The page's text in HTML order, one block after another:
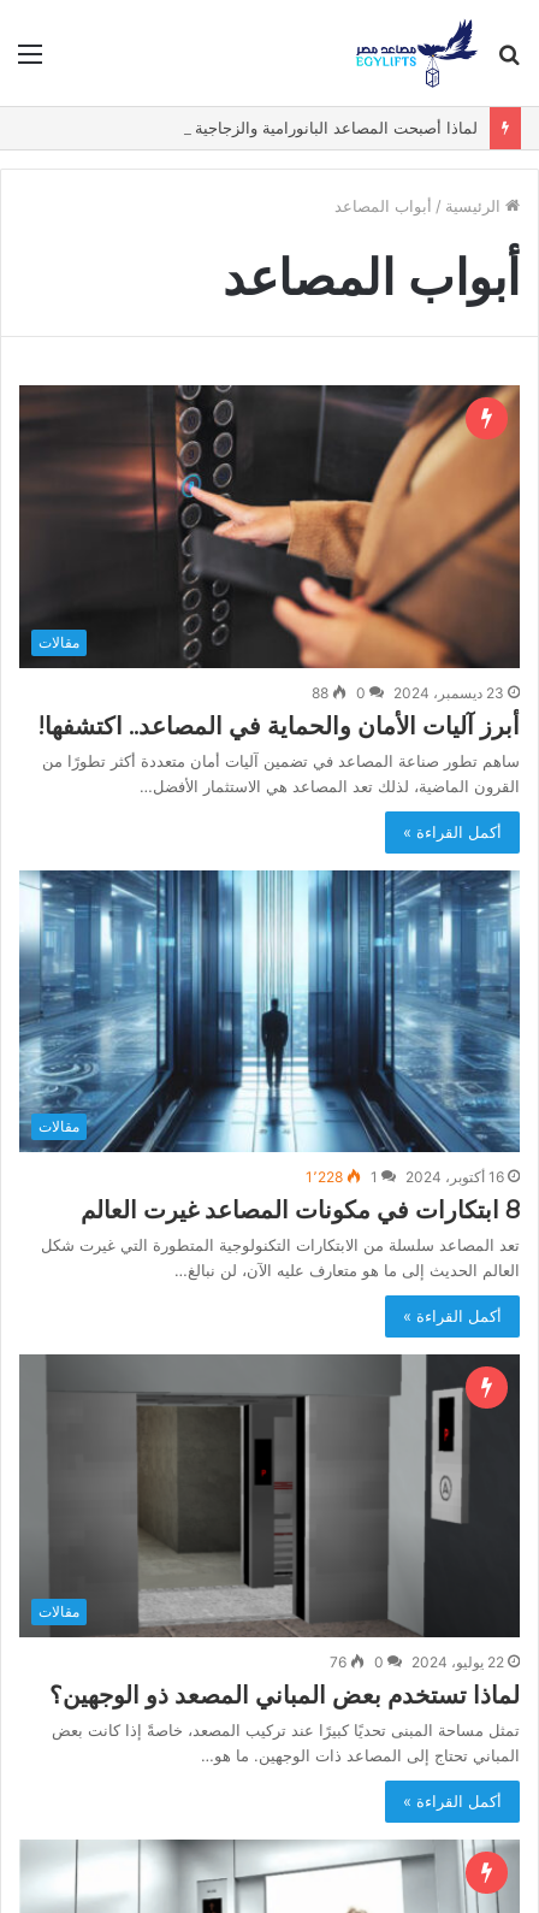
بحث
الرئيسية / أبواب المصاعد
أبواب المصاعد
مقالات
23 ديسمبر، 2024 0
88
أبرز آليات الأمان والحماية في المصاعد.. اكتشفها!
ساهم تطور صناعة المصاعد في تضمين آليات أمان متعددة أكثر تطورًا من
القرون الماضية، لذلك تعد المصاعد هي الاستثمار الأفضل…
أكمل القراءة »
مقالات
16 أكتوبر، 2024 1 1٬228
8 ابتكارات في مكونات المصاعد غيرت العالم
تعد المصاعد سلسلة من الابتكارات التكنولوجية المتطورة التي غيرت شكل
العالم الحديث إلى ما هو متعارف عليه الآن، لن نبالغ…
أكمل القراءة »
مقالات
22 يوليو، 2024 0
76
لماذا تستخدم بعض المباني المصعد ذو الوجهين؟
تمثل مساحة المبنى تحديًا كبيرًا عند تركيب المصعد، خاصةً إذا كانت بعض
المباني تحتاج إلى المصاعد ذات الوجهين. ما هو…
أكمل القراءة »